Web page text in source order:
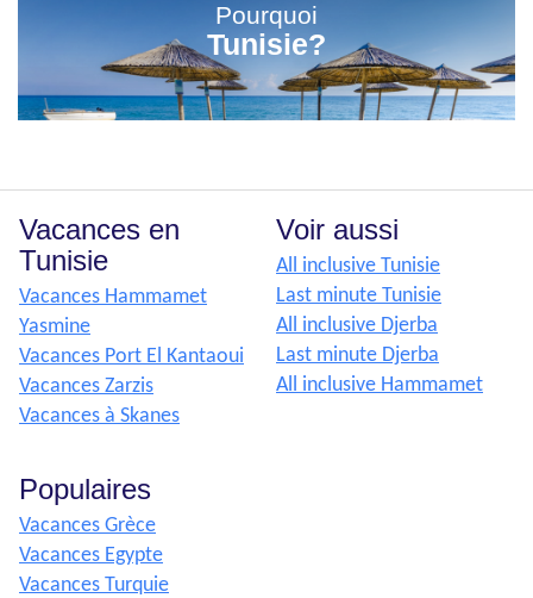
Pourquoi
Tunisie?
Vacances en
Tunisie
Vacances Hammamet
Yasmine
Vacances Port El Kantaoui
Vacances Zarzis
Vacances à Skanes
Voir aussi
All inclusive Tunisie
Last minute Tunisie
All inclusive Djerba
Last minute Djerba
All inclusive Hammamet
Populaires
Vacances Grèce
Vacances Egypte
Vacances Turquie